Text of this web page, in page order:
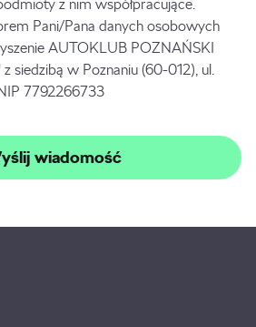
z nim współpracujące.
Pani/Pana danych osobowych
AUTOKLUB POZNAŃSKI
z siedzibą w Poznaniu (60-012), ul.
7792266733